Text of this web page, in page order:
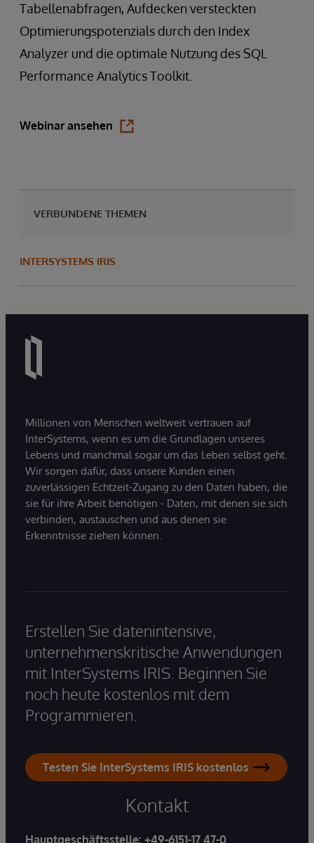
Tabellenabfragen, Aufdecken versteckten
Optimierungspotenzials durch den Index
Analyzer und die optimale Nutzung des SQL
Performance Analytics Toolkit.
Webinar ansehen
VERBUNDENE THEMEN
INTERSYSTEMS IRIS
Millionen von Menschen weltweit vertrauen auf
InterSystems, wenn es um die Grundlagen unseres
Lebens und manchmal sogar um das Leben selbst geht.
Wir sorgen dafür, dass unsere Kunden einen
zuverlässigen Echtzeit-Zugang zu den Daten haben, die
sie für ihre Arbeit benötigen - Daten, mit denen sie sich
verbinden, austauschen und aus denen sie
Erkenntnisse ziehen können.
Erstellen Sie datenintensive,
unternehmenskritische Anwendungen
mit InterSystems IRIS. Beginnen Sie
noch heute kostenlos mit dem
Programmieren.
Testen Sie InterSystems IRIS kostenlos
Kontakt
Hauptgeschäftsstelle: +49-6151-17 47-0